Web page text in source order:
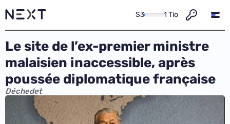
S3 1 Tio
Le site de l’ex-premier ministre
malaisien inaccessible, après
poussée diplomatique française
Déchedet